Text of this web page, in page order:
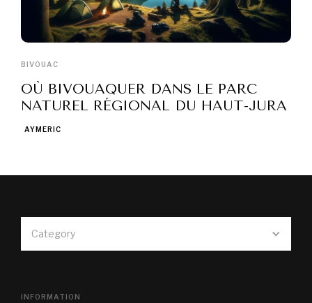
BIVOUAC
OÙ BIVOUAQUER DANS LE PARC
NATUREL RÉGIONAL DU HAUT-JURA
AYMERIC
Category
INFORMATION